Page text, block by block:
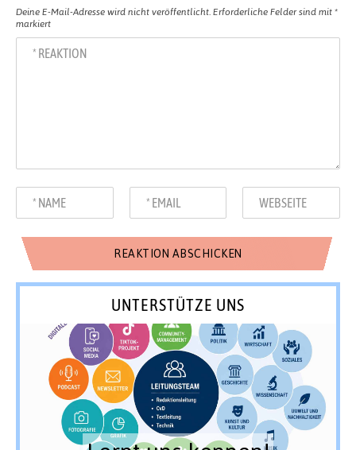
Deine E-Mail-Adresse wird nicht veröffentlicht. Erforderliche Felder sind mit *
markiert
UNTERSTÜTZE UNS